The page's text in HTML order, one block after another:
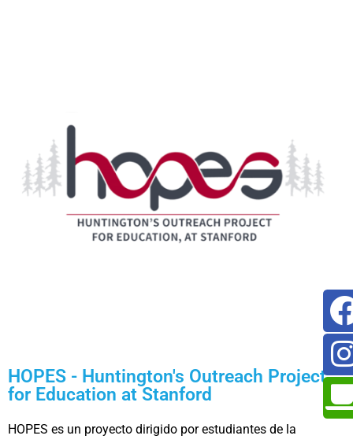
HOPES - Huntington's Outreach Project
for Education at Stanford
HOPES es un proyecto dirigido por estudiantes de la